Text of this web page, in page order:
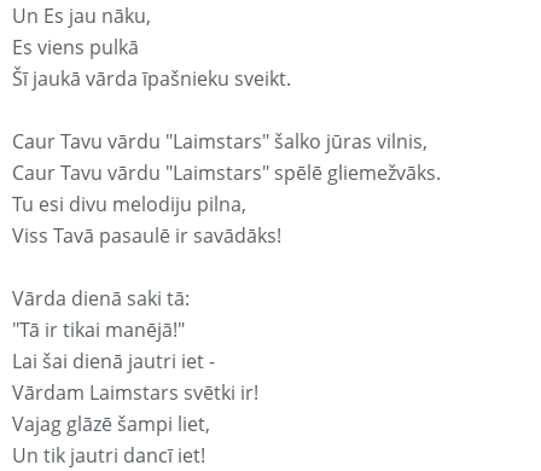
Un Es jau nāku,
Es viens pulkā
Šī jaukā vārda īpašnieku sveikt.
Caur Tavu vārdu "Laimstars" šalko jūras vilnis,
Caur Tavu vārdu "Laimstars" spēlē gliemežvāks.
Tu esi divu melodiju pilna,
Viss Tavā pasaulē ir savādāks!
Vārda dienā saki tā:
"Tā ir tikai manējā!"
Lai šai dienā jautri iet -
Vārdam Laimstars svētki ir!
Vajag glāzē šampi liet,
Un tik jautri dancī iet!